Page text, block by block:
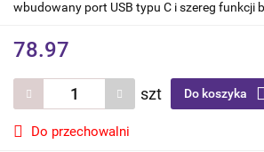
wbudowany port USB typu C i szereg funkcji
78.97
szt Do koszyka
Do przechowalni